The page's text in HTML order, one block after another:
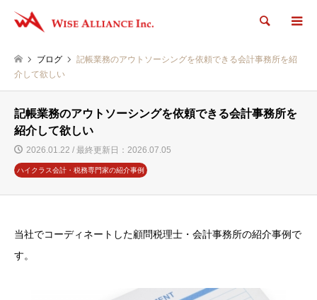
検索
ブログ
記帳業務のアウトソーシングを依頼できる会計事務所を紹
介して欲しい
記帳業務のアウトソーシングを依頼できる会計事務所を
紹介して欲しい
2026.01.22 / 最終更新日：2026.07.05
ハイクラス会計・税務専門家の紹介事例
当社でコーディネートした顧問税理士・会計事務所の紹介事例で
す。